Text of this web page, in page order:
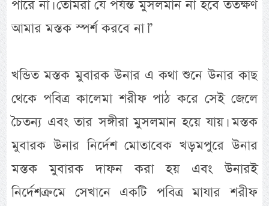
পারে না। তোমরা যে পর্যন্ত মুসলমান না হবে ততক্ষণ
আমার মস্তক স্পর্শ করবে না।”
খন্ডিত মস্তক মুবারক উনার এ কথা শুনে উনার কাছ
থেকে পবিত্র কালেমা শরীফ পাঠ করে সেই জেলে
চৈতন্য এবং তার সঙ্গীরা মুসলমান হয়ে যায়। মস্তক
মুবারক উনার নির্দেশ মোতাবেক খড়মপুরে উনার
মস্তক মুবারক দাফন করা হয় এবং উনারই
নির্দেশক্রমে সেখানে একটি পবিত্র মাযার শরীফ